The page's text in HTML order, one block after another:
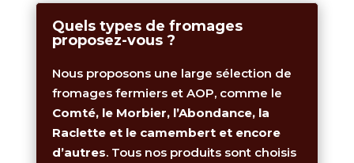
Quels types de fromages
proposez-vous ?
Nous proposons une large sélection de
fromages fermiers et AOP, comme le
Comté, le Morbier, l’Abondance, la
Raclette et le camembert et encore
d’autres. Tous nos produits sont choisis